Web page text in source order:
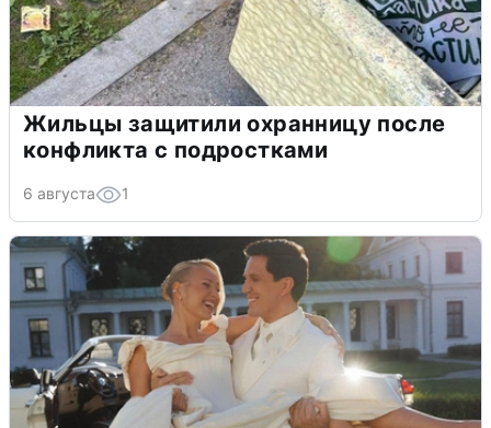
Жильцы защитили охранницу после
конфликта с подростками
6 августа 1